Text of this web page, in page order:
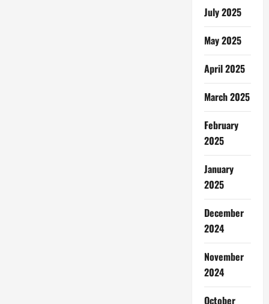
July 2025
May 2025
April 2025
March 2025
February
2025
January
2025
December
2024
November
2024
October